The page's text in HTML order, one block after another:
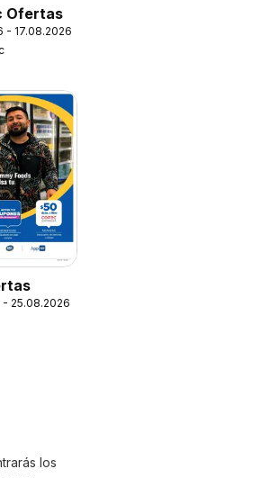
Ofertas
- 17.08.2026
- 25.08.2026
los